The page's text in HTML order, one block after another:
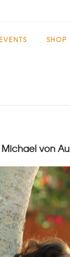
EVENTS SHOP
von Au